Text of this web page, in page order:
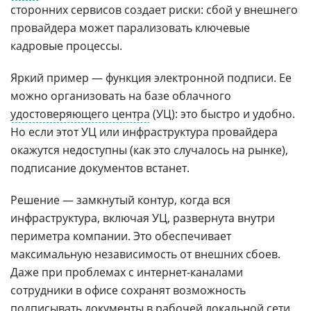
сторонних сервисов создает риски: сбой у внешнего
провайдера может парализовать ключевые
кадровые процессы.
Яркий пример — функция электронной подписи. Ее
можно организовать на базе облачного
удостоверяющего центра (УЦ): это быстро и удобно.
Но если этот УЦ или инфраструктура провайдера
окажутся недоступны (как это случалось на рынке),
подписание документов встанет.
Решение — замкнутый контур, когда вся
инфраструктура, включая УЦ, развернута внутри
периметра компании. Это обеспечивает
максимальную независимость от внешних сбоев.
Даже при проблемах с интернет-каналами
сотрудники в офисе сохранят возможность